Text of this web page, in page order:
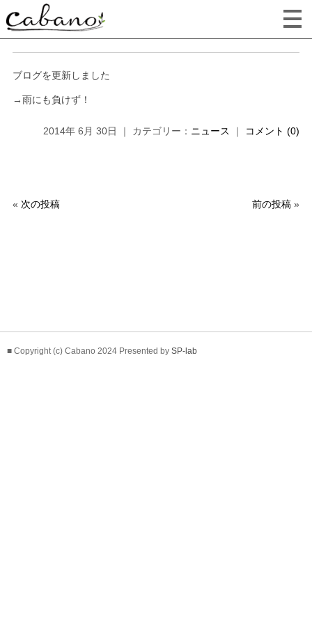
ブログを更新しました
→雨にも負けず！
2014年 6月 30日 ｜ カテゴリー： ニュース ｜ コメント (0)
« 次の投稿 前の投稿 »
■ Copyright (c) Cabano 2024 Presented by SP-lab